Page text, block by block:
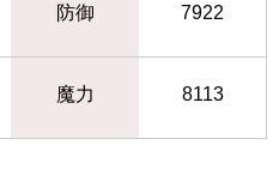
防御 7922
魔力 8113